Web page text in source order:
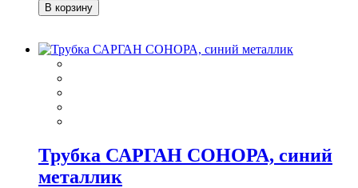
В корзину
Трубка САРГАН СОНОРА, синий
металлик